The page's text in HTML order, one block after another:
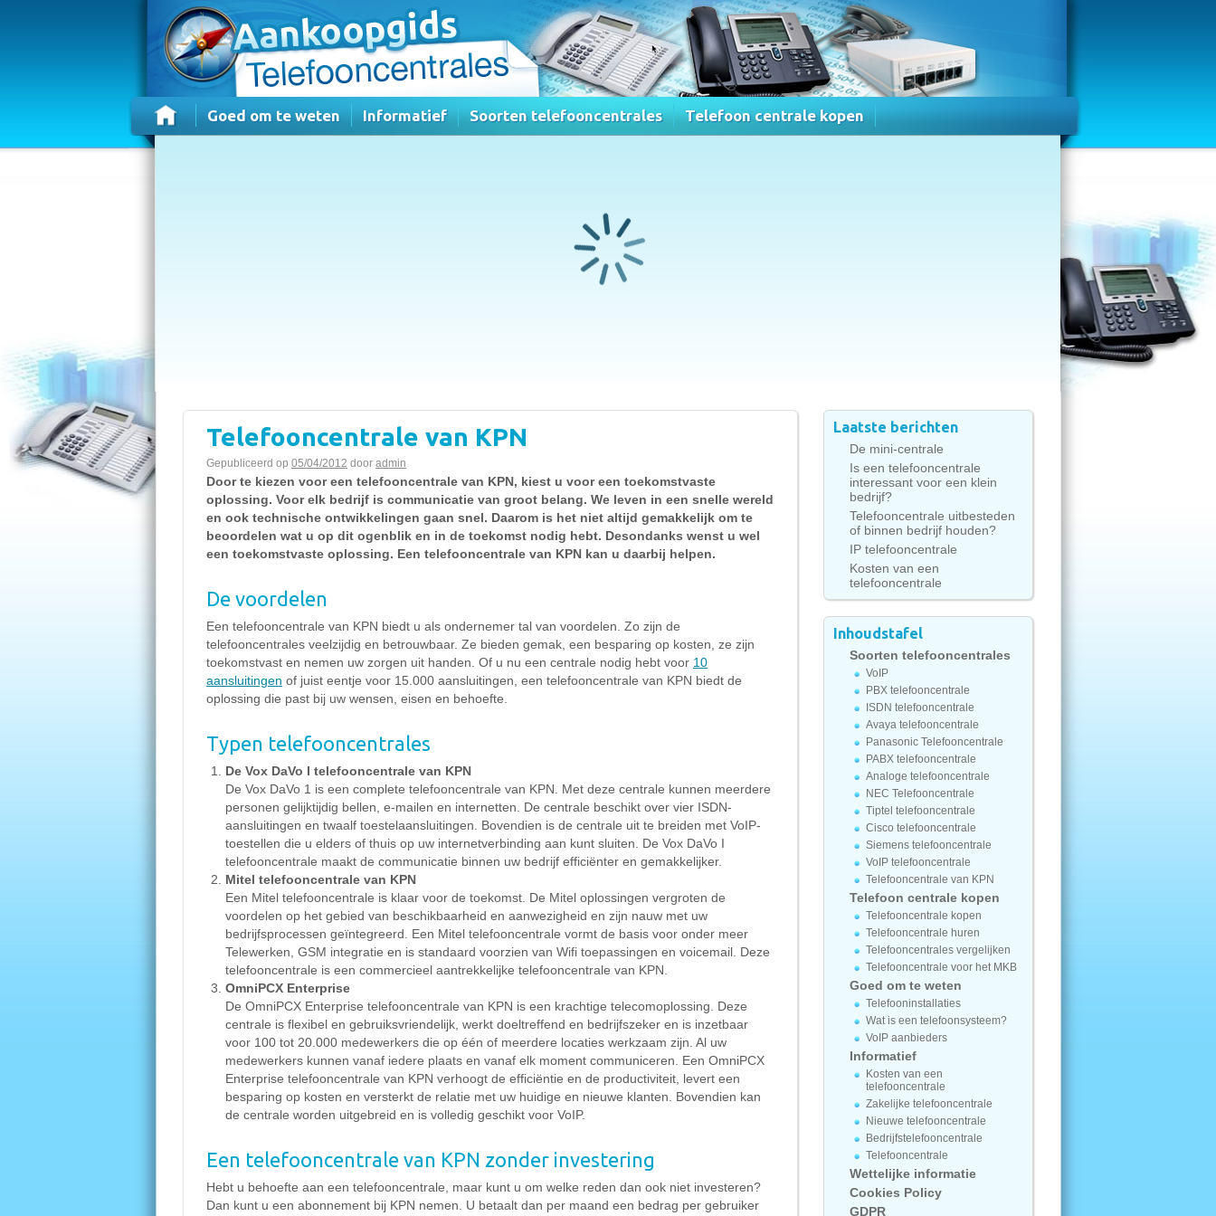
Goed om te weten Informatief Soorten telefooncentrales Telefoon centrale kopen
Telefooncentrale van KPN
Gepubliceerd op 05/04/2012 door admin
Door te kiezen voor een telefooncentrale van KPN, kiest u voor een toekomstvaste
oplossing. Voor elk bedrijf is communicatie van groot belang. We leven in een snelle wereld
en ook technische ontwikkelingen gaan snel. Daarom is het niet altijd gemakkelijk om te
beoordelen wat u op dit ogenblik en in de toekomst nodig hebt. Desondanks wenst u wel
een toekomstvaste oplossing. Een telefooncentrale van KPN kan u daarbij helpen.
De voordelen
Een telefooncentrale van KPN biedt u als ondernemer tal van voordelen. Zo zijn de
telefooncentrales veelzijdig en betrouwbaar. Ze bieden gemak, een besparing op kosten, ze zijn
toekomstvast en nemen uw zorgen uit handen. Of u nu een centrale nodig hebt voor 10
aansluitingen of juist eentje voor 15.000 aansluitingen, een telefooncentrale van KPN biedt de
oplossing die past bij uw wensen, eisen en behoefte.
Typen telefooncentrales
De Vox DaVo I telefooncentrale van KPN
De Vox DaVo 1 is een complete telefooncentrale van KPN. Met deze centrale kunnen meerdere
personen gelijktijdig bellen, e-mailen en internetten. De centrale beschikt over vier ISDN-
aansluitingen en twaalf toestelaansluitingen. Bovendien is de centrale uit te breiden met VoIP-
toestellen die u elders of thuis op uw internetverbinding aan kunt sluiten. De Vox DaVo I
telefooncentrale maakt de communicatie binnen uw bedrijf efficiënter en gemakkelijker.
Mitel telefooncentrale van KPN
Een Mitel telefooncentrale is klaar voor de toekomst. De Mitel oplossingen vergroten de
voordelen op het gebied van beschikbaarheid en aanwezigheid en zijn nauw met uw
bedrijfsprocessen geïntegreerd. Een Mitel telefooncentrale vormt de basis voor onder meer
Telewerken, GSM integratie en is standaard voorzien van Wifi toepassingen en voicemail. Deze
telefooncentrale is een commercieel aantrekkelijke telefooncentrale van KPN.
OmniPCX Enterprise
De OmniPCX Enterprise telefooncentrale van KPN is een krachtige telecomoplossing. Deze
centrale is flexibel en gebruiksvriendelijk, werkt doeltreffend en bedrijfszeker en is inzetbaar
voor 100 tot 20.000 medewerkers die op één of meerdere locaties werkzaam zijn. Al uw
medewerkers kunnen vanaf iedere plaats en vanaf elk moment communiceren. Een OmniPCX
Enterprise telefooncentrale van KPN verhoogt de efficiëntie en de productiviteit, levert een
besparing op kosten en versterkt de relatie met uw huidige en nieuwe klanten. Bovendien kan
de centrale worden uitgebreid en is volledig geschikt voor VoIP.
Een telefooncentrale van KPN zonder investering
Hebt u behoefte aan een telefooncentrale, maar kunt u om welke reden dan ook niet investeren?
Dan kunt u een abonnement bij KPN nemen. U betaalt dan per maand een bedrag per gebruiker
Laatste berichten
De mini-centrale
Is een telefooncentrale
interessant voor een klein
bedrijf?
Telefooncentrale uitbesteden
of binnen bedrijf houden?
IP telefooncentrale
Kosten van een
telefooncentrale
Inhoudstafel
Soorten telefooncentrales
VoIP
PBX telefooncentrale
ISDN telefooncentrale
Avaya telefooncentrale
Panasonic Telefooncentrale
PABX telefooncentrale
Analoge telefooncentrale
NEC Telefooncentrale
Tiptel telefooncentrale
Cisco telefooncentrale
Siemens telefooncentrale
VoIP telefooncentrale
Telefooncentrale van KPN
Telefoon centrale kopen
Telefooncentrale kopen
Telefooncentrale huren
Telefooncentrales vergelijken
Telefooncentrale voor het MKB
Goed om te weten
Telefooninstallaties
Wat is een telefoonsysteem?
VoIP aanbieders
Informatief
Kosten van een
telefooncentrale
Zakelijke telefooncentrale
Nieuwe telefooncentrale
Bedrijfstelefooncentrale
Telefooncentrale
Wettelijke informatie
Cookies Policy
GDPR